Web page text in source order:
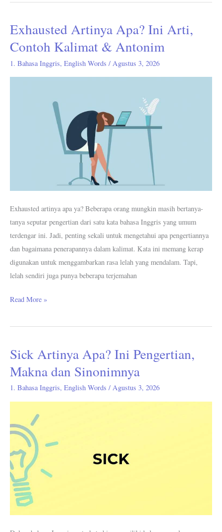
Exhausted Artinya Apa? Ini Arti,
Contoh Kalimat & Antonim
1. Bahasa Inggris, English Words / Agustus 3, 2026
Exhausted artinya apa ya? Beberapa orang mungkin masih bertanya-
tanya seputar pengertian dari satu kata bahasa Inggris yang umum
terdengar ini. Jadi, penting sekali untuk mengetahui apa pengertiannya
dan bagaimana penerapannya dalam kalimat. Kata ini memang kerap
digunakan untuk menggambarkan rasa lelah yang mendalam. Tapi,
lelah sendiri juga punya beberapa terjemahan
Exhausted
Apa?
Ini
Arti,
Read More »
Sick Artinya Apa? Ini Pengertian,
Makna dan Sinonimnya
1. Bahasa Inggris, English Words / Agustus 3, 2026
Sick
Apa?
Ini
Pengertian,
dan
Sinonimnya